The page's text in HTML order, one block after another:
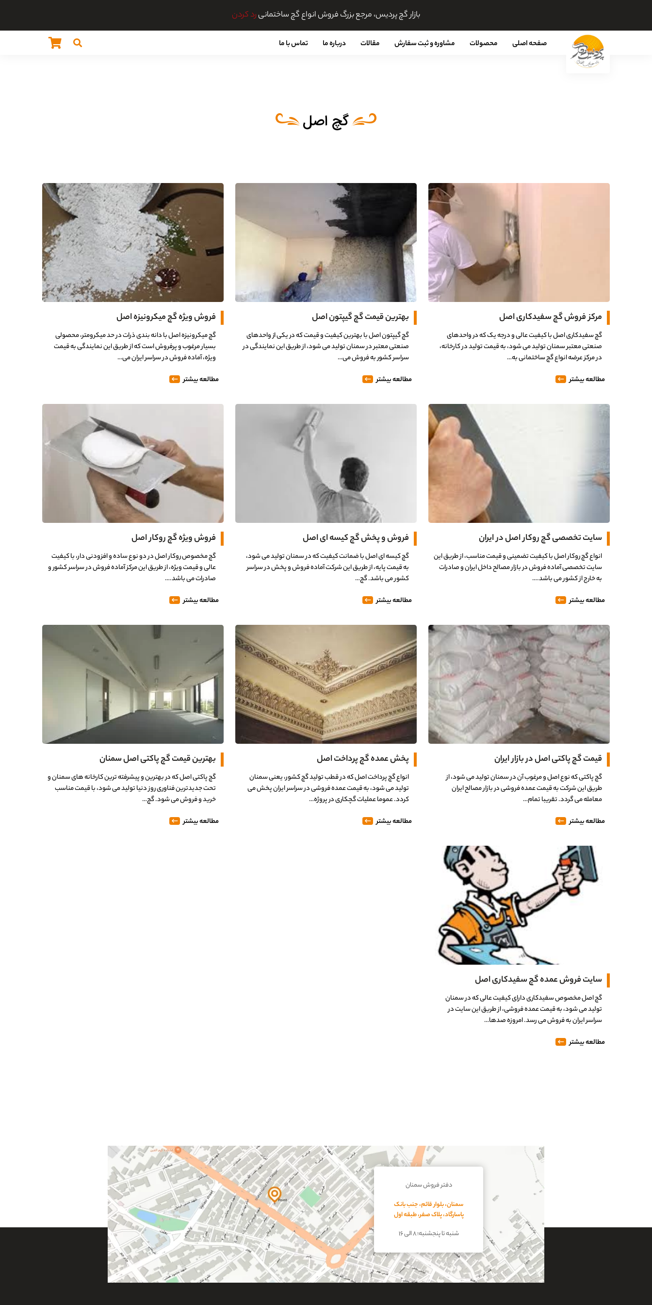
بازار گچ پردیس، مرجع بزرگ فروش انواع گچ ساختمانیرد کردن
صفحه اصلی محصولات مشاوره و ثبت سفارش مقالات درباره ما تماس با ما
گچ اصل
مرکز فروش گچ سفیدکاری اصل
گچ سفیدکاری اصل با کیفیت عالی و درجه یک که در واحدهای
صنعتی معتبر سمنان تولید می شود، به قیمت تولید در کارخانه،
در مرکز عرضه انواع گچ ساختمانی به…
مطالعه بیشتر
بهترین قیمت گچ گیپتون اصل
گچ گیپتون اصل با بهترین کیفیت و قیمت که در یکی از واحدهای
صنعتی معتبر در سمنان تولید می شود، از طریق این نمایندگی در
سراسر کشور به فروش می…
مطالعه بیشتر
فروش ویژه گچ میکرونیزه اصل
گچ میکرونیزه اصل با دانه بندی ذرات در حد میکرومتر، محصولی
بسیار مرغوب و پرفروش است که از طریق این نمایندگی به قیمت
ویژه، آماده فروش در سراسر ایران می…
مطالعه بیشتر
سایت تخصصی گچ روکار اصل در ایران
انواع گچ روکار اصل با کیفیت تضمینی و قیمت مناسب، از طریق این
سایت تخصصی آماده فروش در بازار مصالح داخل ایران و صادرات
به خارج از کشور می باشد.…
مطالعه بیشتر
فروش و پخش گچ کیسه ای اصل
گچ کیسه ای اصل با ضمانت کیفیت که در سمنان تولید می شود،
به قیمت پایه، از طریق این شرکت آماده فروش و پخش در سراسر
کشور می باشد. گچ…
مطالعه بیشتر
فروش ویژه گچ روکار اصل
گچ مخصوص روکار اصل در دو نوع ساده و افزودنی دار، با کیفیت
عالی و قیمت ویژه، از طریق این مرکز آماده فروش در سراسر کشور و
صادرات می باشد.…
مطالعه بیشتر
قیمت گچ پاکتی اصل در بازار ایران
گچ پاکتی که نوع اصل و مرغوب آن در سمنان تولید می شود، از
طریق این شرکت به قیمت عمده فروشی در بازار مصالح ایران
معامله می گردد. تقریبا تمام…
مطالعه بیشتر
پخش عمده گچ پرداخت اصل
انواع گچ پرداخت اصل که در قطب تولید گچ کشور، یعنی سمنان
تولید می شود، به قیمت عمده فروشی در سراسر ایران پخش می
کردد. عموما عملیات گچکاری در پروژه…
مطالعه بیشتر
بهترین قیمت گچ پاکتی اصل سمنان
گچ پاکتی اصل که در بهترین و پیشرفته ترین کارخانه های سمنان و
تحت جدیدترین فناوری روز دنیا تولید می شود، با قیمت مناسب
خرید و فروش می شود. گچ…
مطالعه بیشتر
سایت فروش عمده گچ سفیدکاری اصل
گچ اصل مخصوص سفیدکاری دارای کیفیت عالی که در سمنان
تولید می شود، به قیمت عمده فروشی، از طریق این سایت در
سراسر ایران به فروش می رسد. امروزه صدها…
مطالعه بیشتر
دفتر فروش سمنان
سمنان، بلوار قائم، جنب بانک
پاسارگاد، پلاک صفر، طبقه اول
شنبه تا پنجشنبه؛ ۸ الی ۱۶
0%